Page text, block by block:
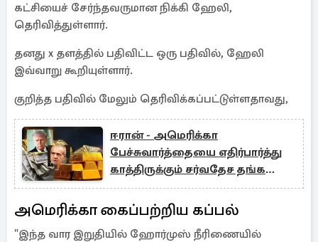
கட்சியைச் சேர்ந்தவருமான நிக்கி ஹேலி,
தெரிவித்துள்ளார்.
தனது x தளத்தில் பதிவிட்ட ஒரு பதிவில், ஹேலி
இவ்வாறு கூறியுள்ளார்.
குறித்த பதிவில் மேலும் தெரிவிக்கப்பட்டுள்ளதாவது,
ஈரான் - அமெரிக்கா
பேச்சுவார்த்தையை எதிர்பார்த்து
காத்திருக்கும் சர்வதேச தங்க
முதலீட்டாளர்கள்
அமெரிக்கா கைப்பற்றிய கப்பல்
"இந்த வார இறுதியில் ஹோர்முஸ் நீரிணையில்